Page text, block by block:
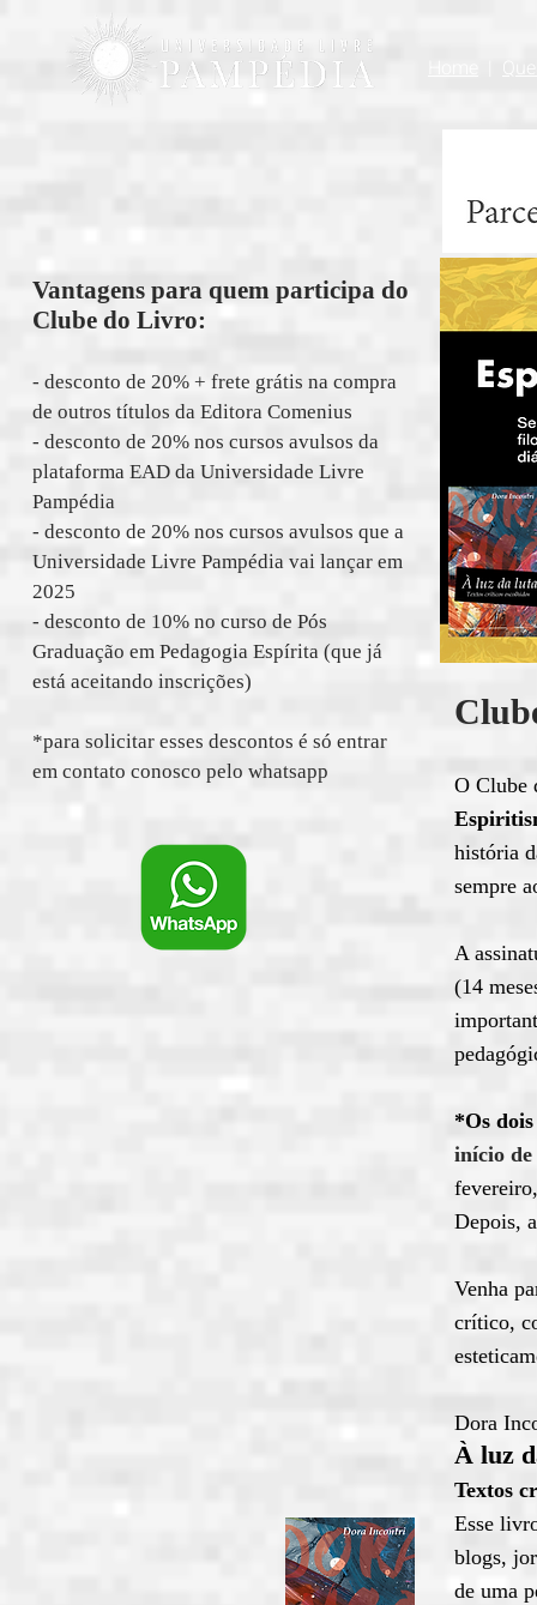
Vantagens para quem participa do
Clube do Livro:
- desconto de 20% + frete grátis na compra
de outros títulos da Editora Comenius
- desconto de 20% nos cursos avulsos da
plataforma EAD da Universidade Livre
Pampédia
- desconto de 20% nos cursos avulsos que a
Universidade Livre Pampédia vai lançar em
2025
- desconto de 10% no curso de Pós
Graduação em Pedagogia Espírita (que já
está aceitando inscrições)
*para solicitar esses descontos é só entrar
em contato conosco pelo whatsapp
O Clube
história
sempre
A
(14
*Os
início de
Depois,
Venha
crítico,
Dora
À luz
Textos
Esse
blogs,
de uma